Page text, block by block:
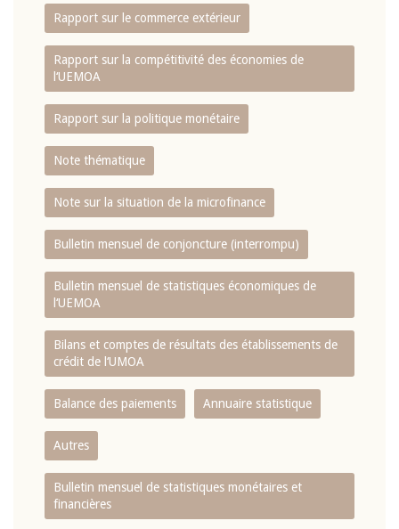
Rapport sur le commerce extérieur
Rapport sur la compétitivité des économies de
l‘UEMOA
Rapport sur la politique monétaire
Note thématique
Note sur la situation de la microfinance
Bulletin mensuel de conjoncture (interrompu)
Bulletin mensuel de statistiques économiques de
l‘UEMOA
Bilans et comptes de résultats des établissements de
crédit de l‘UMOA
Balance des paiements Annuaire statistique
Autres
Bulletin mensuel de statistiques monétaires et
financières